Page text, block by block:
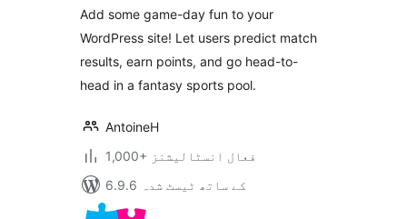
Add some game-day fun to your
WordPress site! Let users predict match
results, earn points, and go head-to-
head in a fantasy sports pool.
AntoineH
1,000+ فعال انسٹالیشنز
6.9.6 کے ساتھ ٹیسٹ شدہ